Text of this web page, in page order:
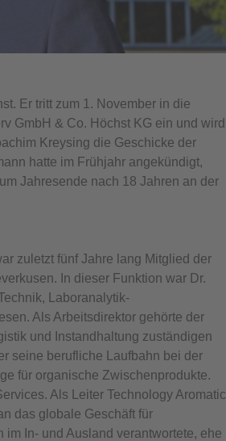
Er tritt zum 1. November in die
GmbH & Co. Höchst KG ein und wird
Kreysing die Geschicke der
hatte im Frühjahr angekündigt,
Jahresende nach 18 Jahren an der
zuletzt fünf Jahre lang Mitglied der
In dieser Funktion war Dr.
Laboranalytik-
Als Arbeitsdirektor gehörte der
und Instandhaltung zuständigen
seine berufliche Laufbahn bei der
für organische Zwischenprodukte.
Als Leiter Technology Aromatic
das globale Geschäft für
In- und Ausland verantwortete, ehe